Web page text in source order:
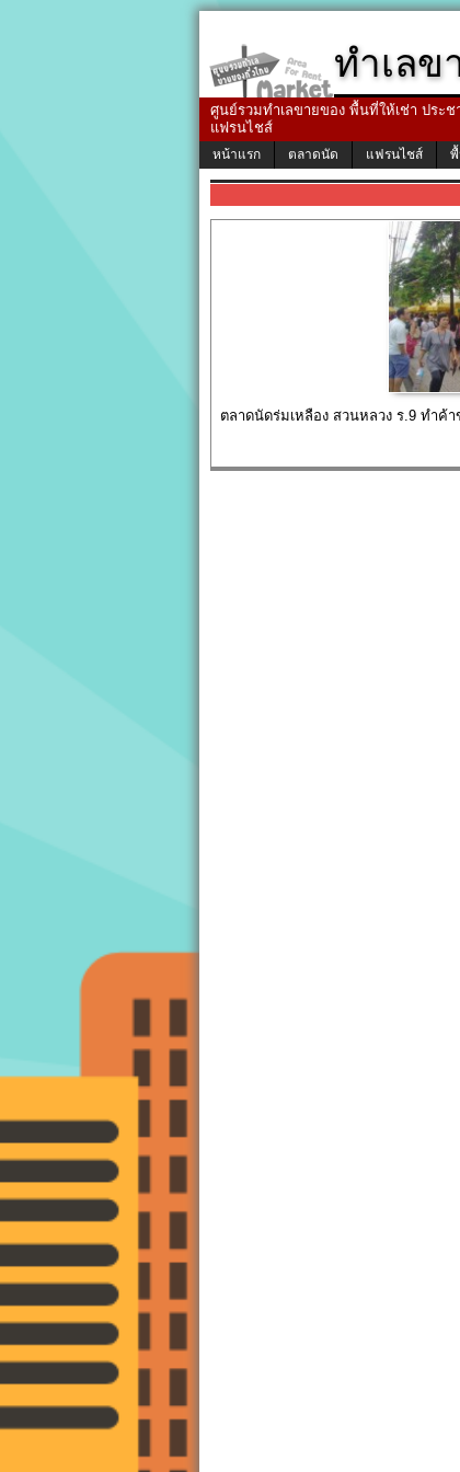
ทำเลข
ศูนย์รวมทำเลขายของ พื้นที่ให้เช่า ประ
แฟรนไชส์
หน้าแรก ตลาดนัด แฟรนไชส์ พื้
ตลาดนัดร่มเหลือง สวนหลวง ร.9 ทำค้